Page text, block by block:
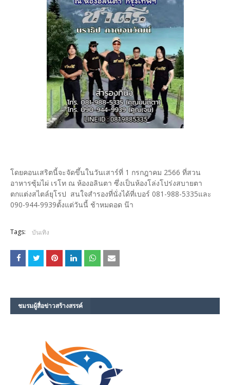
โดยคอนเสริตนี้จะจัดขึ้นในวันเสาร์ที่ 1 กรกฎาคม 2566 ที่สวน
อาหารซุ้มไผ่ เรโท ณ ห้องอลินตา ซึ่งเป็นห้องโล่งโปร่งสบายตา
ตกแต่งสไตล์ยุโรป สนใจสำรองที่นั่งได้ที่เบอร์ 081-988-5335และ
090-944-9939ตั้งแต่วันนี้ ช้าหมดอด น๊า
Tags: บันเทิง
ชมรม​ผู้สื่อข่าวสร้างสรรค์​